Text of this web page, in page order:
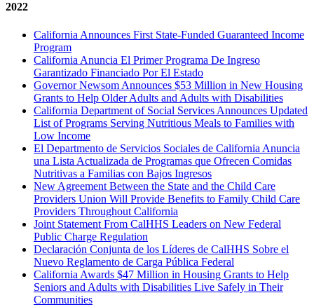
2022
California Announces First State-Funded Guaranteed Income
Program
California Anuncia El Primer Programa De Ingreso
Garantizado Financiado Por El Estado
Governor Newsom Announces $53 Million in New Housing
Grants to Help Older Adults and Adults with Disabilities
California Department of Social Services Announces Updated
List of Programs Serving Nutritious Meals to Families with
Low Income
El Departmento de Servicios Sociales de California Anuncia
una Lista Actualizada de Programas que Ofrecen Comidas
Nutritivas a Familias con Bajos Ingresos
New Agreement Between the State and the Child Care
Providers Union Will Provide Benefits to Family Child Care
Providers Throughout California
Joint Statement From CalHHS Leaders on New Federal
Public Charge Regulation
Declaración Conjunta de los Líderes de CalHHS Sobre el
Nuevo Reglamento de Carga Pública Federal
California Awards $47 Million in Housing Grants to Help
Seniors and Adults with Disabilities Live Safely in Their
Communities